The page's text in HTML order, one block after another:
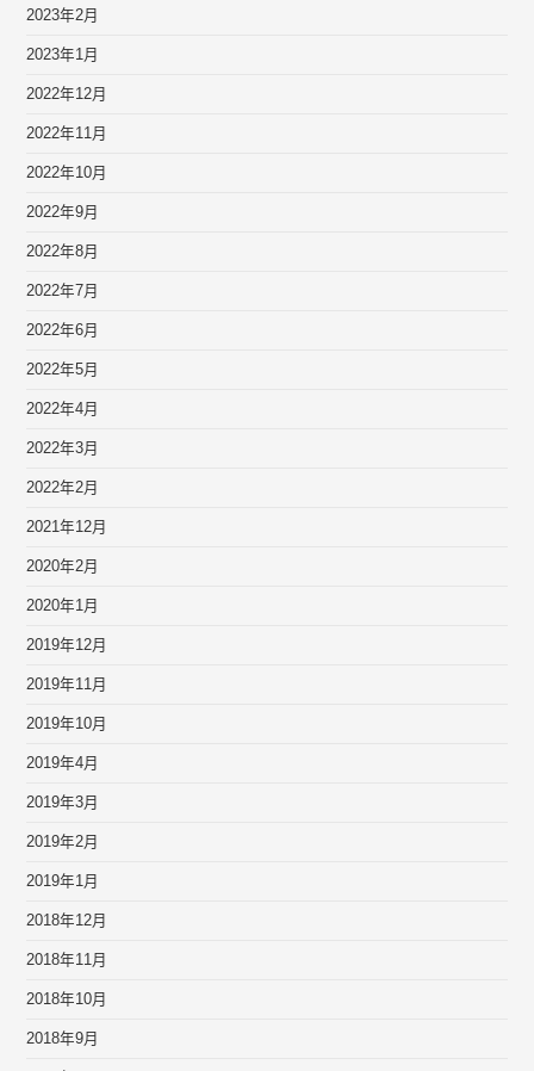
2023年2月
2023年1月
2022年12月
2022年11月
2022年10月
2022年9月
2022年8月
2022年7月
2022年6月
2022年5月
2022年4月
2022年3月
2022年2月
2021年12月
2020年2月
2020年1月
2019年12月
2019年11月
2019年10月
2019年4月
2019年3月
2019年2月
2019年1月
2018年12月
2018年11月
2018年10月
2018年9月